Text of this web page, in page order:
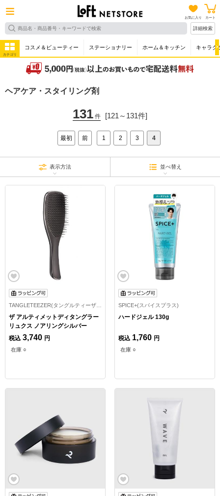
お気に入り カート
詳細検索
カテゴリ
コスメ＆ビューティー ステーショナリー ホーム＆キッチン キャラク
ヘアケア・スタイリング剤
131 件 [121～131件]
最初 前 1 2 3 4
表示方法 並べ替え
TANGLETEEZER(タングルティーザー)
ザ アルティメットディタングラー
リュクス ノアリングシルバー
税込 3,740 円
在庫 ○
SPICE+(スパイスプラス)
ハードジェル 130g
税込 1,760 円
在庫 ○